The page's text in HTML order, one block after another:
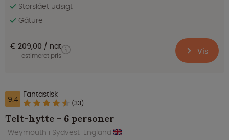
Storslået udsigt
Gåture
€ 209,00 nat
estimeret pris Vis
9.4 Fantastisk
(33)
Telt-hytte - 6 personer
Weymouth i Sydvest-England